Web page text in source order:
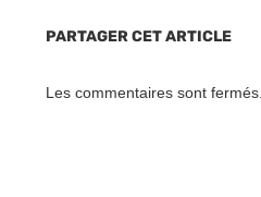
PARTAGER CET ARTICLE
Les commentaires sont fermés.